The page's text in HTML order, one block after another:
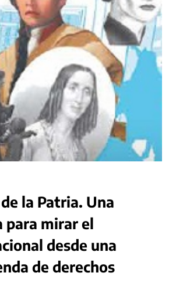
la Patria. Una
para mirar el
desde una
de derechos